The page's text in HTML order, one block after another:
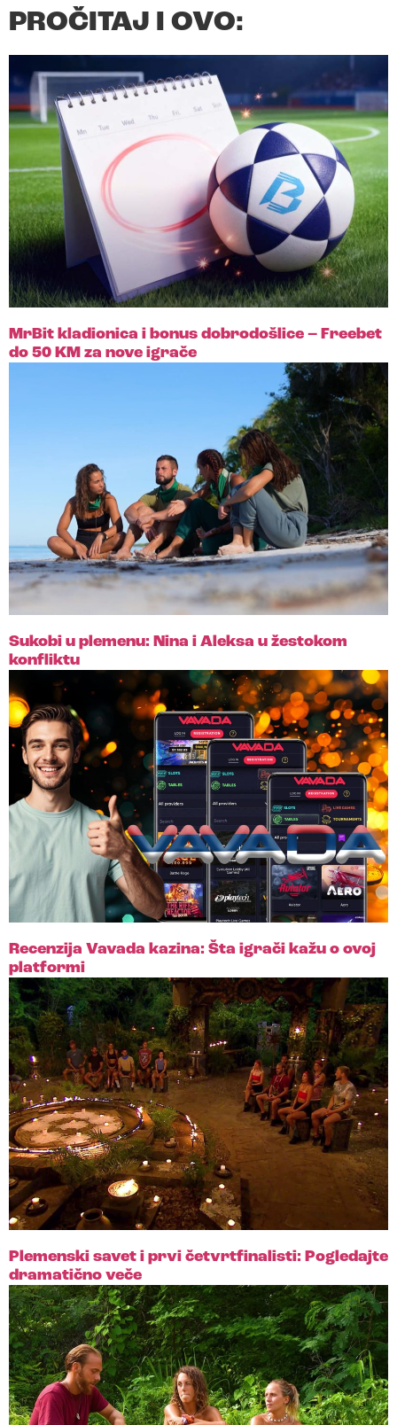
PROČITAJ I OVO:
MrBit kladionica i bonus dobrodošlice – Freebet
do 50 KM za nove igrače
Sukobi u plemenu: Nina i Aleksa u žestokom
konfliktu
Recenzija Vavada kazina: Šta igrači kažu o ovoj
platformi
Plemenski savet i prvi četvrtfinalisti: Pogledajte
dramatično veče